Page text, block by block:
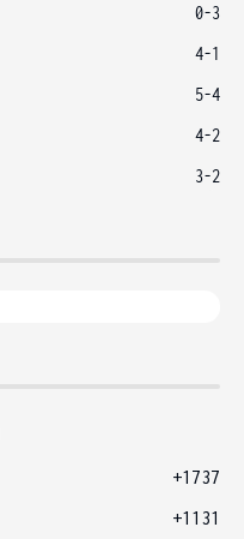
0-3
4-1
5-4
4-2
3-2
+1737
+1131